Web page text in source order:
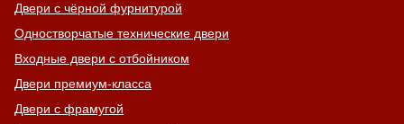
Двери с чёрной фурнитурой
Одностворчатые технические двери
Входные двери с отбойником
Двери премиум-класса
Двери с фрамугой